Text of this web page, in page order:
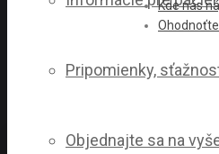
Pripomienky,
Objednajte sa na
Kde nás